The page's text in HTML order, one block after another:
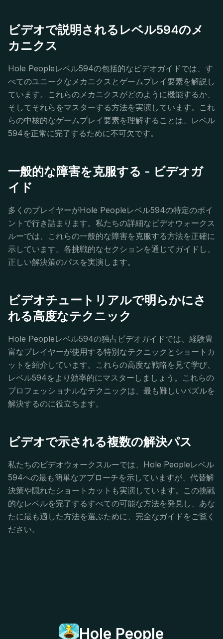
ビデオで説明されるレベル594のメ
カニクス
Hole Peopleレベル594の包括的なビデオガイドでは、す
べてのユニークなメカニクスとゲームプレイ要素を解説し
ています。これらのメカニクスがどのように機能するか、
そしてそれらをマスターする方法を実演しています。これ
らの中核的なゲームプレイ要素を理解することは、レベル
594を正常に完了するために不可欠です。
一般的な障害を克服する - ビデオガ
イド
多くのプレイヤーがHole Peopleレベル594の特定のポイ
ントで行き詰まります。私たちの詳細なビデオウォークス
ルーでは、これらの一般的な障害を克服する方法を正確に
示しています。各挑戦的なセクションを通じてガイドし、
正しい解決策のパスを実演します。
ビデオチュートリアルで明らかにさ
れる高度なテクニック
Hole Peopleレベル594の独占ビデオガイドでは、経験豊
富なプレイヤーが使用する特別なテクニックとショートカ
ットを紹介しています。これらの高度な戦略を見て学び、
レベル594をより効率的にマスターしましょう。これらの
プロフェッショナルなテクニックは、最も難しいパズルを
解決するのに役立ちます。
ビデオで示される複数の解決パス
私たちのビデオウォークスルーでは、Hole Peopleレベル
594への最も簡単なアプローチを示していますが、代替解
決策や隠れたショートカットも実演しています。この挑戦
的なレベルを完了するすべての可能な方法を発見し、あな
たに最も適した方法を選ぶために、完全なガイドをご覧く
ださい。
Hole People